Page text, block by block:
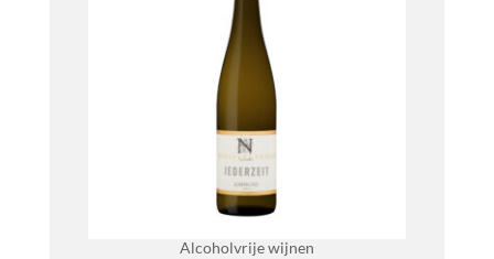
Alcoholvrije wijnen